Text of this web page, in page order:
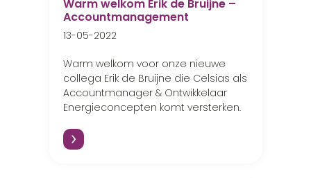
Warm welkom Erik de Bruijne –
Accountmanagement
13-05-2022
Warm welkom voor onze nieuwe
collega Erik de Bruijne die Celsias als
Accountmanager & Ontwikkelaar
Energieconcepten komt versterken.